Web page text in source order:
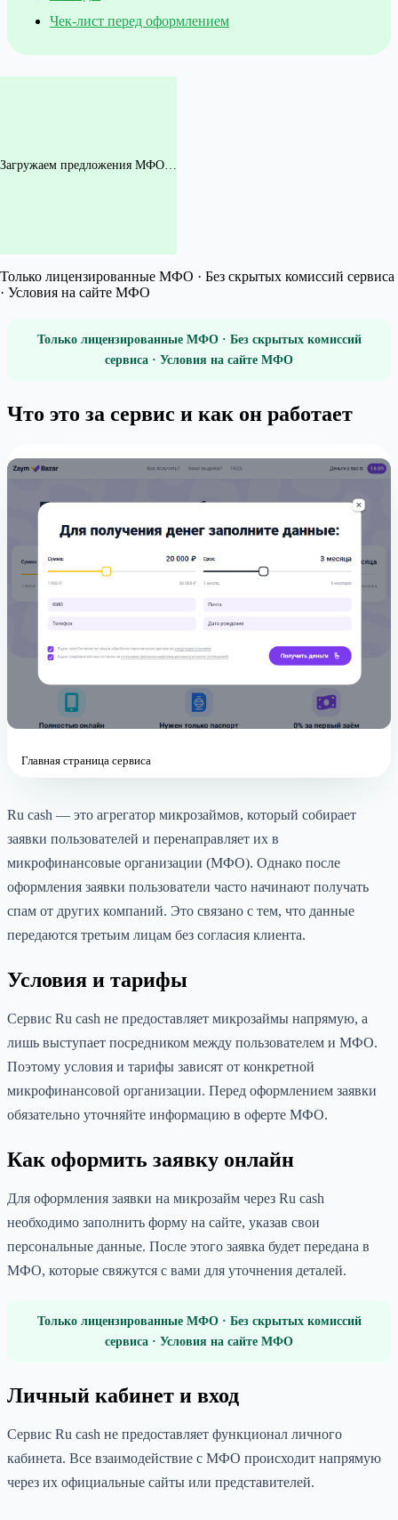
Чек-лист перед оформлением
Загружаем предложения МФО…
Только лицензированные МФО · Без скрытых комиссий сервиса
· Условия на сайте МФО
Только лицензированные МФО · Без скрытых комиссий
сервиса · Условия на сайте МФО
Что это за сервис и как он работает
Главная страница сервиса
Ru cash — это агрегатор микрозаймов, который собирает
заявки пользователей и перенаправляет их в
микрофинансовые организации (МФО). Однако после
оформления заявки пользователи часто начинают получать
спам от других компаний. Это связано с тем, что данные
передаются третьим лицам без согласия клиента.
Условия и тарифы
Сервис Ru cash не предоставляет микрозаймы напрямую, а
лишь выступает посредником между пользователем и МФО.
Поэтому условия и тарифы зависят от конкретной
микрофинансовой организации. Перед оформлением заявки
обязательно уточняйте информацию в оферте МФО.
Как оформить заявку онлайн
Для оформления заявки на микрозайм через Ru cash
необходимо заполнить форму на сайте, указав свои
персональные данные. После этого заявка будет передана в
МФО, которые свяжутся с вами для уточнения деталей.
Только лицензированные МФО · Без скрытых комиссий
сервиса · Условия на сайте МФО
Личный кабинет и вход
Сервис Ru cash не предоставляет функционал личного
кабинета. Все взаимодействие с МФО происходит напрямую
через их официальные сайты или представителей.